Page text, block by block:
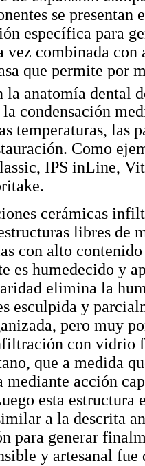
se
específica para
vez combinada con
que permite por
la anatomía dental
condensación
temperaturas, las
Como
IPS inLine,
cerámicas
libres de
con alto
es humedecido y
elimina la
esculpida y
pero muy
con vidrio
que a medida
mediante acción
esta estructura
a la descrita
para generar
y artesanal